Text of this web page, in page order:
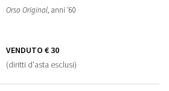
Orso Original, anni '60
VENDUTO € 30
(diritti d'asta esclusi)